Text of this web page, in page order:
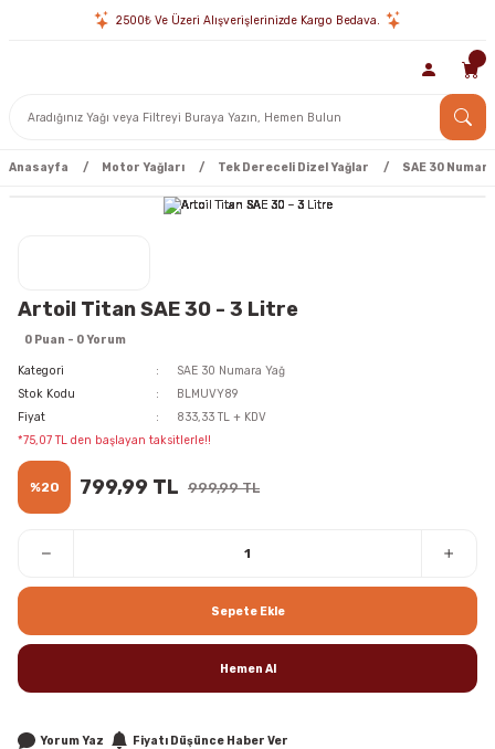
2500₺ Ve Üzeri Alışverişlerinizde Kargo Bedava.
Anasayfa Motor Yağları Tek Dereceli Dizel Yağlar SAE 30
Artoil Titan SAE 30 - 3 Litre
0 Puan - 0 Yorum
Kategori
SAE 30 Numara Yağ
Stok Kodu
BLMUVY89
Fiyat
833,33 TL + KDV
*75,07 TL den başlayan taksitlerle!!
%20 799,99 TL 999,99 TL
Sepete Ekle
Hemen Al
Yorum Yaz
Fiyatı Düşünce Haber Ver